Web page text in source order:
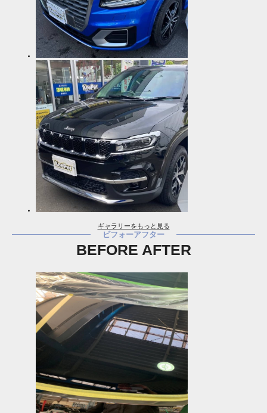
ギャラリーをもっと見る
ビフォーアフター
BEFORE AFTER